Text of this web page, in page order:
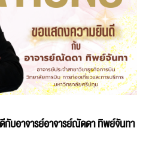
กับอาจารย์อาจารย์ณัดดา ทิพย์จันทา